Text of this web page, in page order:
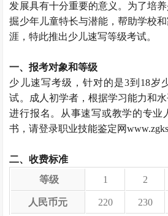
发展具有十分重要的意义。为了培
掘少年儿童特长与潜能，帮助学校
涯，特此推出少儿速写等级考试。
一、报考对象和等级
少儿速写考级，针对的是3到18岁
试。成人初学者，根据学习能力和
进行报名。从事速写或教学的专业
书，请登录职业技能鉴定网
二、收费标准
等级
1 2
人民币元 220 230